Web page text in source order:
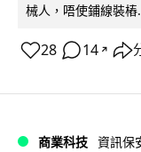
械人，唔使鋪線裝樁
28 14 ↗
商業科技 資訊保